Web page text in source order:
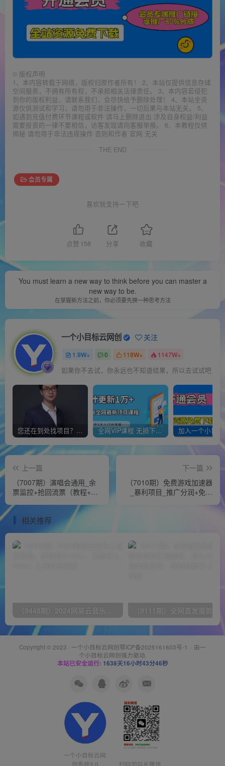
© 版权声明
1、本内容转载于网络，版权归原作者所有！ 2、本站仅提供信息存储
空间服务，不拥有所有权，不承担相关法律责任。 3、本内容若侵犯
到你的版权利益，请联系我们，会尽快给予删除处理！ 4、本站全资
源仅供测试和学习，请勿用于非法操作，一切后果与本站无关。 5、
如遇到充值付费环节课程或软件 请马上删除退出 涉及自身权益/利益
需要投资的一律不要相信，访客发现请向客服举报。 6、本教程仅供
揭秘 请勿用于非法违规操作 否则和作者 官网 无关
THE END
会员专属
喜欢就支持一下吧
点赞 158 分享 收藏
You must learn a new way to think before you can master a
new way to be.
在掌握新方法之前，你必须要先换一种思考方法
一个小目标云网创 关注
1.9W+ 0 118W+ 1147W+
死亡无人能免，但非凡的成就会树起一座纪念碑，它将一直立到太阳冷却之时
您还在到处找项目？还在当韭菜？我靠经营“一个小目标网创商城”年入百W+，曾经我也负债累累! 全网VIP课程 无损下载~
上一篇
（7007期）演唱会通用_余
票监控+抢回流票（教程+软
下一篇
（7010期）免费游戏加速器
_暴利项目_推广分润+免费
相关推荐
Copyright © 2023 · 一个小目标云网创鄂ICP备2025161603号-1 · 由一
个小目标云网创强力驱动.
本站已安全运行: 1638天16小时43分46秒
一个小目标云网
创系统3.0
扫码加站长微信